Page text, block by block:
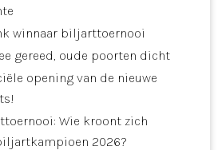
winnaar biljarttoernooi
gereed, oude poorten dicht
opening van de nieuwe
Wie kroont zich
2026?